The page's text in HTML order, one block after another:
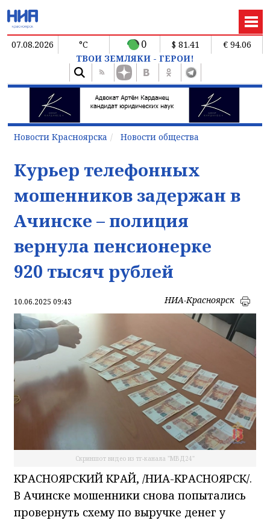
07.08.2026 °C 0 $ 81.41
€ 94.06
ТВОИ ЗЕМЛЯКИ - ГЕРОИ!
Новости Красноярска Новости общества
Курьер телефонных
мошенников задержан в
Ачинске – полиция
вернула пенсионерке
920 тысяч рублей
10.06.2025 09:43 НИА-Красноярск
Скриншот видео из тг-канала "МВД24"
КРАСНОЯРСКИЙ КРАЙ, /НИА-КРАСНОЯРСК/.
В Ачинске мошенники снова попытались
провернуть схему по выручке денег у